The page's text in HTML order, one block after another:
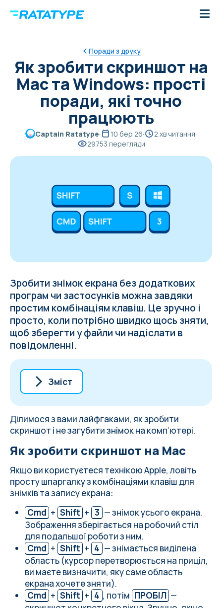
Поради з друку
Як зробити скриншот на
Mac та Windows: прості
поради, які точно
працюють
Captain Ratatype· 10 бер 26· 2 хв читання·
29753 перегляди
Зробити знімок екрана без додаткових
програм чи застосунків можна завдяки
простим комбінаціям клавіш. Це зручно і
просто, коли потрібно швидко щось зняти,
щоб зберегти у файли чи надіслати в
повідомленні.
Зміст
Як зробити скриншот на Mac
Як зробити скриншот на Windows
Читайте також
Ділимося з вами лайфгаками, як зробити
скриншот і не загубити знімок на компʼютері.
Як зробити скриншот на Mac
Якщо ви користуєтеся технікою Apple, ловіть
просту шпаргалку з комбінаціями клавіш для
знімків та запису екрана:
Cmd + Shift + 3 — знімок усього екрана.
Зображення зберігається на робочий стіл
для подальшої роботи з ним.
Cmd + Shift + 4 — знімається виділена
область (курсор перетворюється на приціл,
ви маєте визначити, яку саме область
екрана хочете зняти).
Cmd + Shift + 4 , потім ПРОБІЛ —